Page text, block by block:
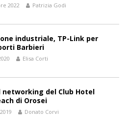
2022 Patrizia Godi
industriale, TP-Link per
Barbieri
Elisa Corti
networking del Club Hotel
di Orosei
Donato Corvi